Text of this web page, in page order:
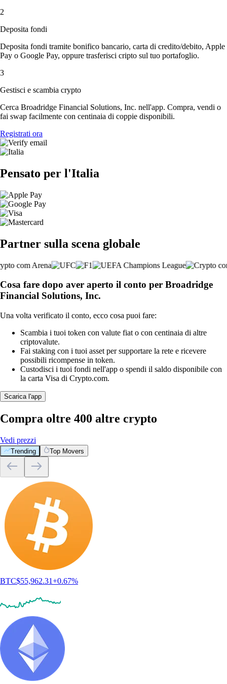
2
Deposita fondi
Deposita fondi tramite bonifico bancario, carta di credito/debito, Apple
Pay o Google Pay, oppure trasferisci cripto sul tuo portafoglio.
3
Gestisci e scambia crypto
Cerca Broadridge Financial Solutions, Inc. nell'app. Compra, vendi o
fai swap facilmente con centinaia di coppie disponibili.
Registrati ora
Pensato per l'Italia
Partner sulla scena globale
Cosa fare dopo aver aperto il conto per Broadridge
Financial Solutions, Inc.
Una volta verificato il conto, ecco cosa puoi fare:
Scambia i tuoi token con valute fiat o con centinaia di altre
criptovalute.
Fai staking con i tuoi asset per supportare la rete e ricevere
possibili ricompense in token.
Custodisci i tuoi fondi nell'app o spendi il saldo disponibile con
la carta Visa di Crypto.com.
Scarica l'app
Compra oltre 400 altre crypto
Vedi prezzi
Trending Top Movers
BTC$55,962.31+0.67%